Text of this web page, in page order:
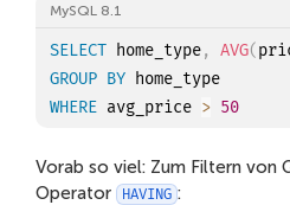
MySQL 8.1
SELECT home_type, AVG(
GROUP BY
WHERE avg_price > 50
Vorab so viel: Zum Filtern von
Operator
HAVING :